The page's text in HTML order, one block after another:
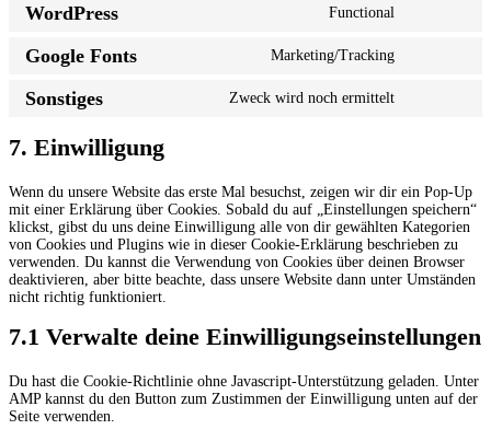
WordPress Functional
Google Fonts Marketing/Tracking
Sonstiges Zweck wird noch ermittelt
7. Einwilligung
Wenn du unsere Website das erste Mal besuchst, zeigen wir dir ein Pop-Up
mit einer Erklärung über Cookies. Sobald du auf „Einstellungen speichern“
klickst, gibst du uns deine Einwilligung alle von dir gewählten Kategorien
von Cookies und Plugins wie in dieser Cookie-Erklärung beschrieben zu
verwenden. Du kannst die Verwendung von Cookies über deinen Browser
deaktivieren, aber bitte beachte, dass unsere Website dann unter Umständen
nicht richtig funktioniert.
7.1 Verwalte deine Einwilligungseinstellungen
Du hast die Cookie-Richtlinie ohne Javascript-Unterstützung geladen. Unter
AMP kannst du den Button zum Zustimmen der Einwilligung unten auf der
Seite verwenden.